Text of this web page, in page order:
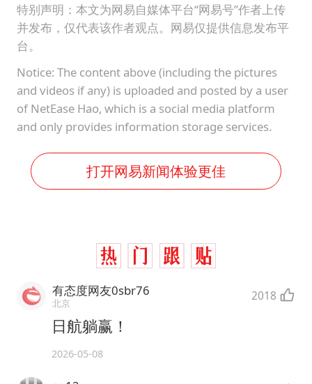
特别声明：本文为网易自媒体平台“网易号”作者上传
并发布，仅代表该作者观点。网易仅提供信息发布平
台。
Notice: The content above (including the pictures
and videos if any) is uploaded and posted by a user
of NetEase Hao, which is a social media platform
and only provides information storage services.
打开网易新闻体验更佳
有态度网友0sbr76
北京 2018
日航躺赢！
2026-05-08